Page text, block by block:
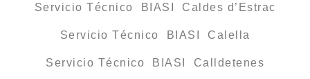
Servicio Técnico BIASI Caldes d’Estrac
Servicio Técnico BIASI Calella
Servicio Técnico BIASI Calldetenes